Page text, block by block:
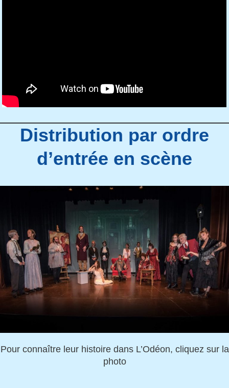
Distribution par ordre
d’entrée en scène
Pour connaître leur histoire dans L’Odéon, cliquez sur la
photo